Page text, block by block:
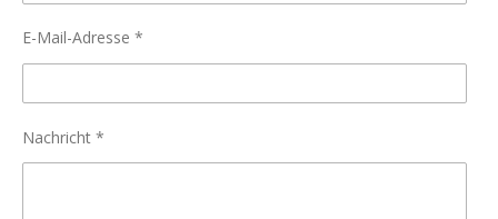
E-Mail-Adresse *
Nachricht *